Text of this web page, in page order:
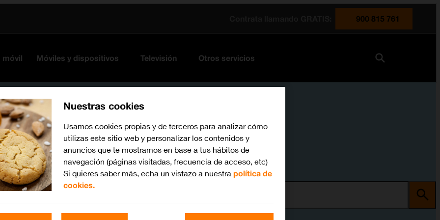
900 815 761
móvil Móviles y dispositivos Televisión Otros servicios
Nuestras cookies
Usamos cookies propias y de terceros para analizar cómo
utilizas este sitio web y personalizar los contenidos y
anuncios que te mostramos en base a tus hábitos de
navegación (páginas visitadas, frecuencia de acceso, etc)
Si quieres saber más, echa un vistazo a nuestra política de
cookies.